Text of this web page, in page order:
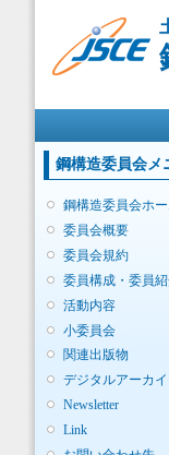
鋼構造委員会メ
鋼構造委員会ホ
委員会概要
委員会規約
委員構成・委員
活動内容
小委員会
関連出版物
デジタルアーカ
Newsletter
Link